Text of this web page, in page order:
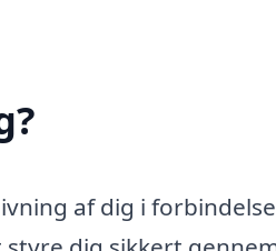
af dig i